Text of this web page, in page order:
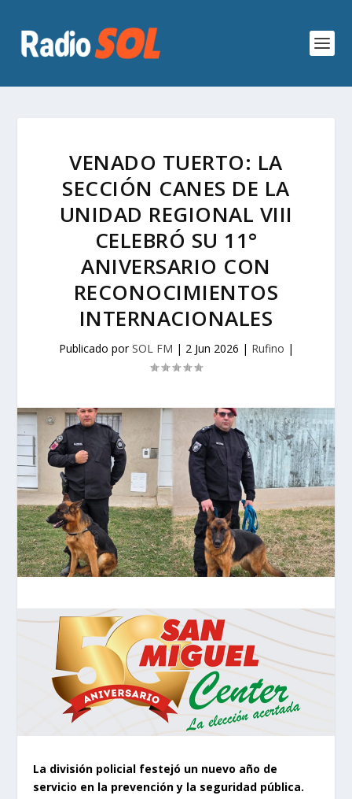
VENADO TUERTO: LA
SECCIÓN CANES DE LA
UNIDAD REGIONAL VIII
CELEBRÓ SU 11°
ANIVERSARIO CON
RECONOCIMIENTOS
INTERNACIONALES
Publicado porSOL FM | 2 Jun 2026 | Rufino |
La división policial festejó un nuevo año de
servicio en la prevención y la seguridad pública.